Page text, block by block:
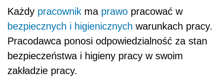
Każdy pracownik ma prawo pracować w
bezpiecznych i higienicznych warunkach pracy.
Pracodawca ponosi odpowiedzialność za stan
bezpieczeństwa i higieny pracy w swoim
zakładzie pracy.